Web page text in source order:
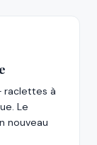
raclettes à
Le
nouveau